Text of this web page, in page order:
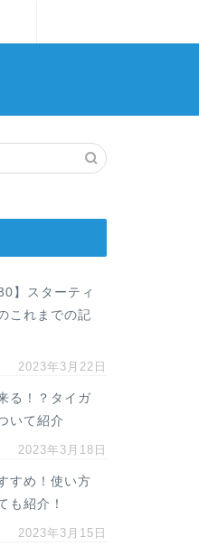
】スターティ
これまでの記
2023年3月22日
る！？タイガ
いて紹介
2023年3月18日
すめ！使い方
も紹介！
2023年3月15日